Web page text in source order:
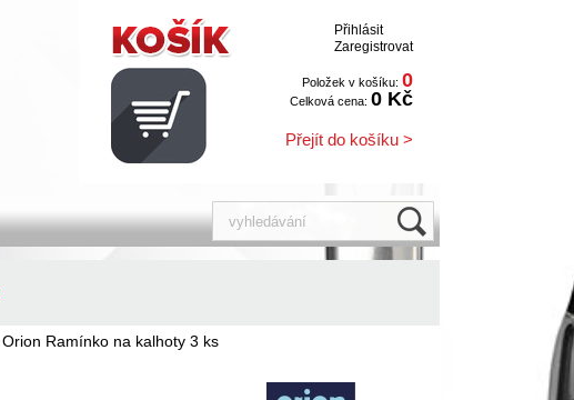
Přihlásit
Zaregistrovat
Položek v košíku: 0
Celková cena: 0 Kč
Přejít do košíku >
Orion Ramínko na kalhoty 3 ks